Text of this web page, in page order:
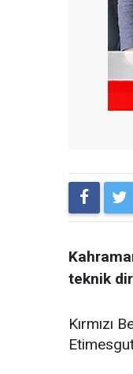
teknik
Kırmızı